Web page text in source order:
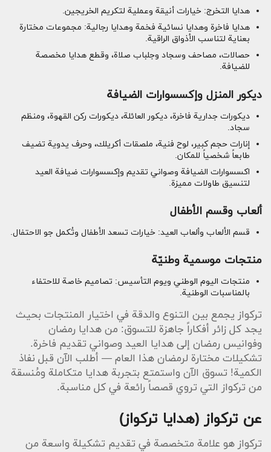
هدايا التخرج: خيارات أنيقة وعملية لتكريم الخريجين.
هدايا فاخرة وهدايا نسائية فخمة وهدايا رجالية: مجموعات مختارة
بعناية لتناسب الأذواق الراقية.
حصالات، مصاحف وسجاد وجلباب صلاة، وقطع هدايا مخصصة
للضيافة.
ديكور المنزل وإكسسوارات الضيافة
ديكورات جدارية فاخرة، ديكور العائلة، ديكورات ركن القهوة، ومنظم
سجاد.
إنارات حجم كبير، لوح فنية، ملصقات أكريلك، وحرف يدوية تضيف
طابعاً شخصياً للمكان.
اكسسوارات الضيافة وصواني تقديم وإكسسوارات ضيافة العيد
لتنسيق طاولات مميزة.
ألعاب وقسم الأطفال
قسم الألعاب وألعاب العيد: خيارات تسعد الأطفال وتُكمل جو الاحتفال.
منتجات موسمية وطنيّة
منتجات اليوم الوطني ويوم التأسيس: تصاميم خاصة للاحتفاء
بالمناسبات الوطنية.
تركواز يجمع بين التنوع والدقة في اختيار المنتجات بحيث
يجد كل زائر أفكاراً جاهزة للتسوق: من هدايا رمضان
وفوانيس رمضان إلى هدايا العيد وصواني تقديم فاخرة.
تشكيلات مختارة لرمضان هذا العام — أطلب الآن قبل نفاذ
الكمية! تسوق الآن واستمتع بتجربة هدايا متكاملة ومُنسقة
من تركواز التي تروي قصصاً رائعة في كل مناسبة.
عن تركواز (هدايا تركواز)
تركواز هو علامة متخصصة في تقديم تشكيلة واسعة من